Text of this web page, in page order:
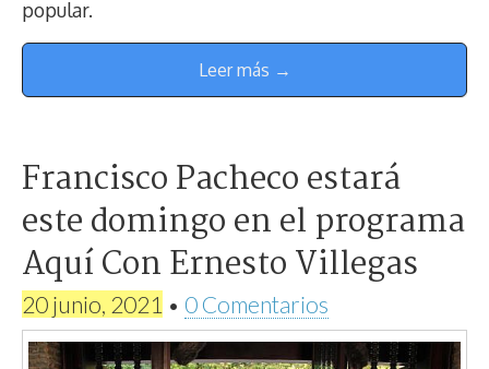
popular.
Leer más →
Francisco Pacheco estará
este domingo en el programa
Aquí Con Ernesto Villegas
20 junio, 2021 • 0 Comentarios